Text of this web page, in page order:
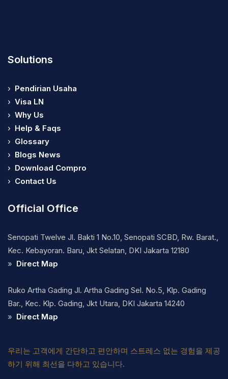
Solutions
› Pendirian Usaha
› Visa LN
› Why Us
› Help & Faqs
› Glossary
› Blogs News
› Download Compro
› Contact Us
Official Office
Senopati Twelve Jl. Bakti 1 No.10, Senopati SCBD, Rw. Barat.,
Kec. Kebayoran. Baru, Jkt Selatan, DKI Jakarta 12180
» Direct Map
Ruko Artha Gading Jl. Artha Gading Sel. No.5, Klp. Gading
Bar., Kec. Klp. Gading, Jkt Utara, DKI Jakarta 14240
» Direct Map
우리는 고객에게 간단하고 편안하며 스트레스 없는 경험을 제공
하기 위해 최선을 다하고 있습니다.